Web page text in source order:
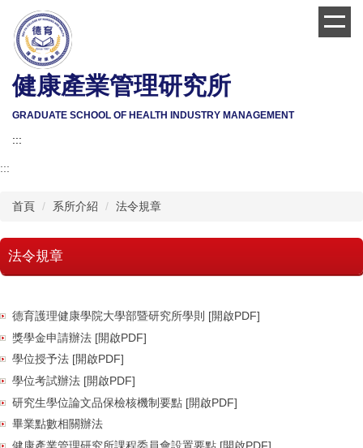
到
主
內
容
區
健康產業管理研究所
GRADUATE SCHOOL OF HEALTH INDUSTRY MANAGEMENT
:::
:::
首頁 系所介紹 法令規章
法令規章
德育護理健康學院大學部暨研究所學則 [開啟PDF]
獎學金申請辦法 [開啟PDF]
學位授予法 [開啟PDF]
學位考試辦法 [開啟PDF]
研究生學位論文品保檢核機制要點 [開啟PDF]
畢業點數相關辦法
健康產業管理研究所課程委員會設置要點 [開啟PDF]